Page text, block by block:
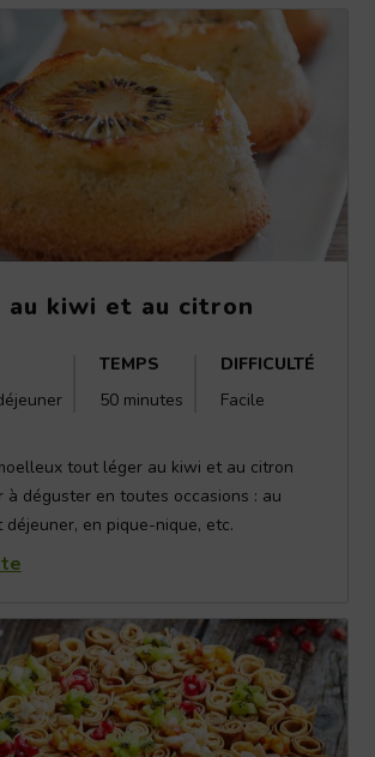
au kiwi et au citron
TEMPS
50 minutes
DIFFICULTÉ
Facile
tout léger au kiwi et au citron
à déguster en toutes occasions : au
en pique-nique, etc.